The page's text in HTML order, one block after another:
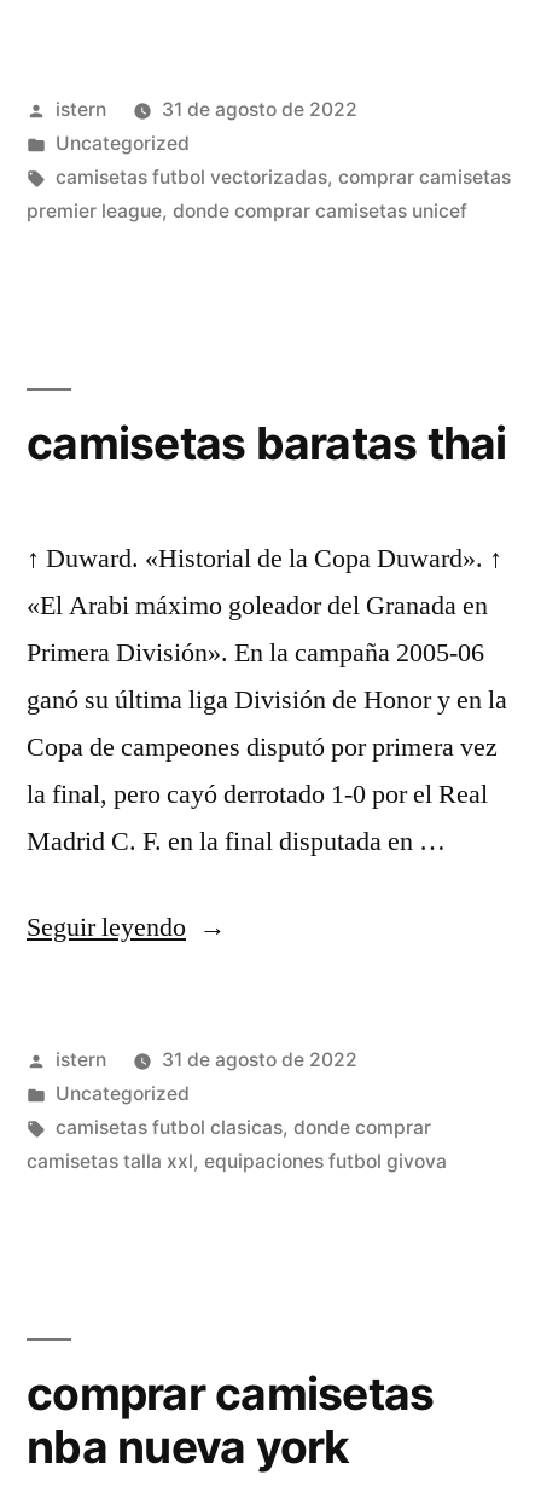
y
queen»
Publicado
por
istern
31 de agosto de 2022
Publicado
en
Uncategorized
Etiquetas:
camisetas futbol vectorizadas, comprar camisetas
premier league, donde comprar camisetas unicef
camisetas baratas thai
↑ Duward. «Historial de la Copa Duward». ↑
«El Arabi máximo goleador del Granada en
Primera División». En la campaña 2005-06
ganó su última liga División de Honor y en la
Copa de campeones disputó por primera vez
la final, pero cayó derrotado 1-0 por el Real
Madrid C. F. en la final disputada en …
Seguir leyendo«camisetas
Publicado
por
istern
31 de agosto de 2022
Publicado
en
Uncategorized
Etiquetas:
camisetas futbol clasicas, donde comprar
camisetas talla xxl, equipaciones futbol givova
comprar camisetas
nba nueva york